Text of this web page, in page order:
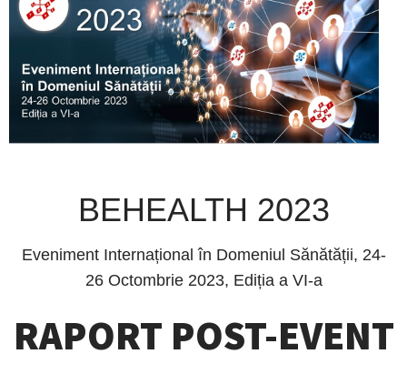
BEHEALTH 2023
Eveniment Internațional în Domeniul Sănătății, 24-
26 Octombrie 2023, Ediția a VI-a
RAPORT POST-EVENT